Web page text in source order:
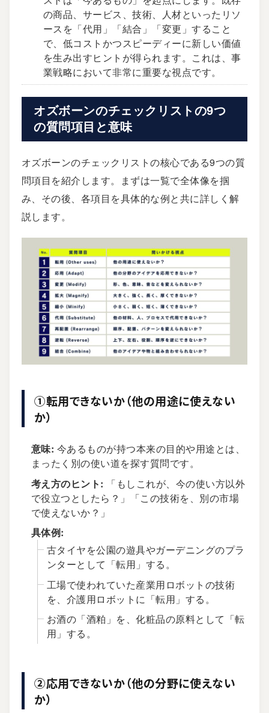
の商品、サービス、技術、人材といったリソ
ースを「代用」「結合」「変更」すること
で、低コストかつスピーディーに新しい価値
を生み出すヒントが得られます。これは、事
業戦略において非常に重要な視点です。
オズボーンのチェックリストの9つ
の質問項目と意味
オズボーンのチェックリストの核心である9つの質
問項目を紹介します。まずは一覧で全体像を掴
み、その後、各項目を具体的な例と共に詳しく解
説します。
①転用できないか（他の用途に使えない
か）
意味: 今あるものが持つ本来の目的や用途とは、
まったく別の使い道を探す質問です。
考え方のヒント: 「もしこれが、今の使い方以外
で役立つとしたら？」「この技術を、別の市場
で使えないか？」
具体例:
古タイヤを公園の遊具やガーデニングのプラ
ンターとして「転用」する。
工場で使われていた産業用ロボットの技術
を、介護用ロボットに「転用」する。
お酒の「酒粕」を、化粧品の原料として「転
用」する。
②応用できないか（他の分野に使えない
か）